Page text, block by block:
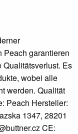
Peach garantieren
Es
wobei alle
werden. Qualität
Peach Hersteller:
1347, 28201
CE: